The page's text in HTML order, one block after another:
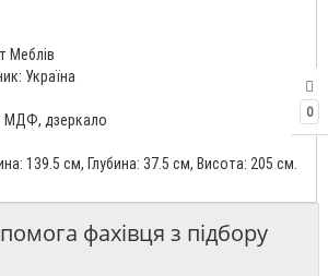
0
Меблів
Україна
дзеркало
139.5 см, Глубина: 37.5 см, Висота: 205 см.
фахівця з підбору